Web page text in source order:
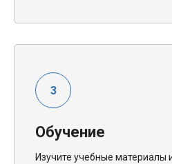
Обучение
Изучите учебные материалы